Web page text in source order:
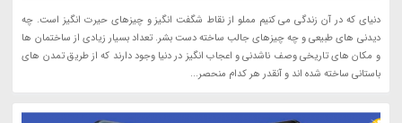
دنیای که در آن زندگی می کنیم مملو از نقاط شگفت انگیز و چیزهای حیرت انگیز است. چه
دیدنی های طبیعی و چه چیزهای جالب ساخته دست بشر. تعداد بسیار زیادی از ساختمان ها
و مکان های تاریخی وصف ناشدنی و اعجاب انگیز در دنیا وجود دارند که از طریق تمدن های
باستانی ساخته شده اند و آنقدر هر کدام منحصر...